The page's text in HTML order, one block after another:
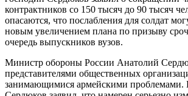
контрактников со 150 тысяч до 90 тысяч
опасаются, что послабления для солдат
новым увеличением плана по призыву
очередь выпускников вузов.
Министр обороны России Анатолий
представителями общественных
занимающимися армейскими проблемами.